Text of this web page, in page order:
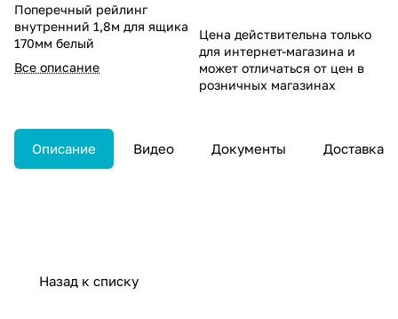
Поперечный рейлинг
внутренний 1,8м для ящика
170мм белый
Все описание
Цена действительна только
для интернет-магазина и
может отличаться от цен в
розничных магазинах
Описание Видео Документы Доставка
Назад к списку